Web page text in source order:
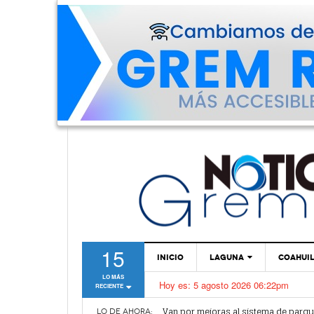
15
LO MÁS
RECIENTE
INICIO LAGUNA
TORREÓN
GÓMEZ PALACIO
Hoy es: 5 agosto 2026 06:22pm
LO DE AHORA: